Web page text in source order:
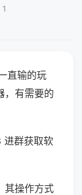
直输的玩
，有需要的
群获取软
其操作方式